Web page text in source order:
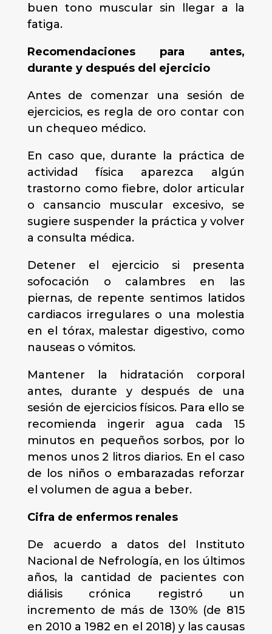
buen tono muscular sin llegar a la
fatiga.
Recomendaciones para antes,
durante y después del ejercicio
Antes de comenzar una sesión de
ejercicios, es regla de oro contar con
un chequeo médico.
En caso que, durante la práctica de
actividad física aparezca algún
trastorno como fiebre, dolor articular
o cansancio muscular excesivo, se
sugiere suspender la práctica y volver
a consulta médica.
Detener el ejercicio si presenta
sofocación o calambres en las
piernas, de repente sentimos latidos
cardiacos irregulares o una molestia
en el tórax, malestar digestivo, como
nauseas o vómitos.
Mantener la hidratación corporal
antes, durante y después de una
sesión de ejercicios físicos. Para ello se
recomienda ingerir agua cada 15
minutos en pequeños sorbos, por lo
menos unos 2 litros diarios. En el caso
de los niños o embarazadas reforzar
el volumen de agua a beber.
Cifra de enfermos renales
De acuerdo a datos del Instituto
Nacional de Nefrología, en los últimos
años, la cantidad de pacientes con
diálisis crónica registró un
incremento de más de 130% (de 815
en 2010 a 1982 en el 2018) y las causas